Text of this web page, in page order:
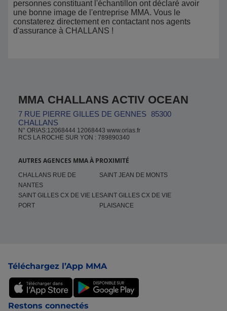
personnes constituant l'échantillon ont déclaré avoir
une bonne image de l'entreprise MMA. Vous le
constaterez directement en contactant nos agents
d'assurance à CHALLANS !
MMA CHALLANS ACTIV OCEAN
7 RUE PIERRE GILLES DE GENNES 85300
CHALLANS
N° ORIAS:12068444 12068443 www.orias.fr
RCS LA ROCHE SUR YON : 789890340
AUTRES AGENCES MMA À PROXIMITÉ
CHALLANS RUE DE
NANTES
SAINT JEAN DE MONTS
SAINT GILLES CX DE VIE LE
PORT
SAINT GILLES CX DE VIE
PLAISANCE
Téléchargez l’App MMA
Restons connectés